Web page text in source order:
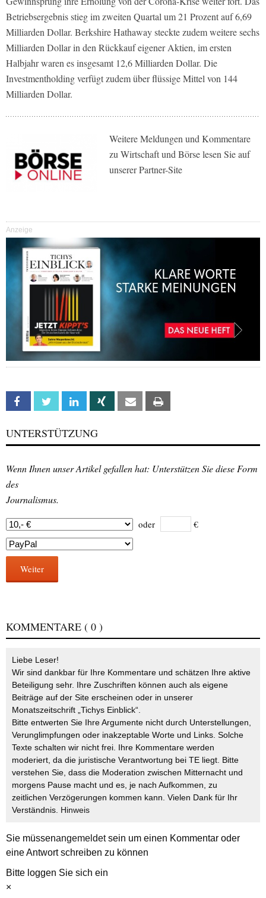
Betriebsergebnis stieg im zweiten Quartal um 21 Prozent auf 6,69
Milliarden Dollar. Berkshire Hathaway steckte zudem weitere sechs
Milliarden Dollar in den Rückkauf eigener Aktien, im ersten
Halbjahr waren es insgesamt 12,6 Milliarden Dollar. Die
Investmentholding verfügt zudem über flüssige Mittel von 144
Milliarden Dollar.
Weitere Meldungen und Kommentare
zu Wirtschaft und Börse lesen Sie auf
unserer Partner-Site
Anzeige
Facebook Twitter Linkedin Xing Email
UNTERSTÜTZUNG
Wenn Ihnen unser Artikel gefallen hat: Unterstützen Sie diese Form
des
Journalismus.
oder €
Weiter
KOMMENTARE ( 0 )
Liebe Leser!
Wir sind dankbar für Ihre Kommentare und schätzen Ihre aktive
Beteiligung sehr. Ihre Zuschriften können auch als eigene
Beiträge auf der Site erscheinen oder in unserer
Monatszeitschrift „Tichys Einblick“.
Bitte entwerten Sie Ihre Argumente nicht durch Unterstellungen,
Verunglimpfungen oder inakzeptable Worte und Links. Solche
Texte schalten wir nicht frei. Ihre Kommentare werden
moderiert, da die juristische Verantwortung bei TE liegt. Bitte
verstehen Sie, dass die Moderation zwischen Mitternacht und
morgens Pause macht und es, je nach Aufkommen, zu
zeitlichen Verzögerungen kommen kann. Vielen Dank für Ihr
Verständnis. Hinweis
Sie müssenangemeldetsein um einen Kommentar oder
eine Antwort schreiben zu können
Bitte loggen Sie sich ein
×